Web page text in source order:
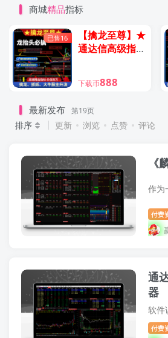
商城精品指标
已售16
【擒龙至尊】★
通达信高级指标
主力资金永远是
必擒）
下载币888
最新发布 第19页
排序 更新 浏览 点赞 评论
《
付费
通
器
付费